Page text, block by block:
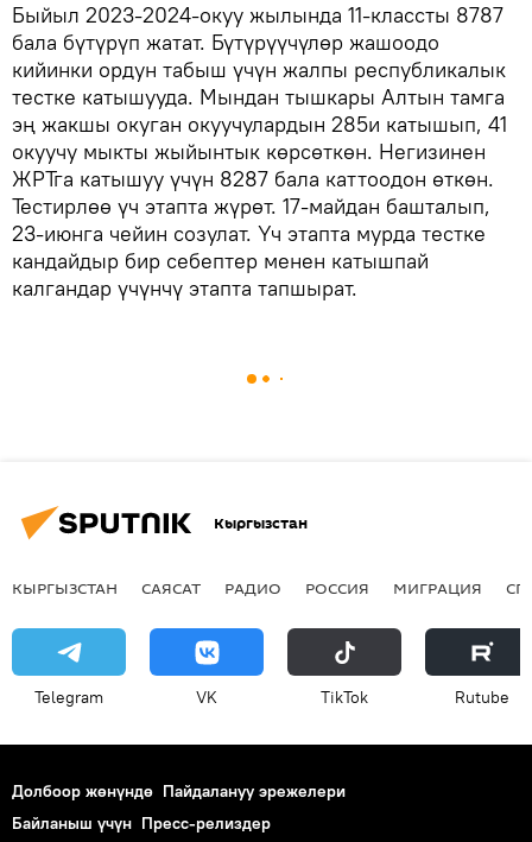
Быйыл 2023-2024-окуу жылында 11-классты 8787
бала бүтүрүп жатат. Бүтүрүүчүлөр жашоодо
кийинки ордун табыш үчүн жалпы республикалык
тестке катышууда. Мындан тышкары Алтын тамга
эң жакшы окуган окуучулардын 285и катышып, 41
окуучу мыкты жыйынтык көрсөткөн. Негизинен
ЖРТга катышуу үчүн 8287 бала каттоодон өткөн.
Тестирлөө үч этапта жүрөт. 17-майдан башталып,
23-июнга чейин созулат. Үч этапта мурда тестке
кандайдыр бир себептер менен катышпай
калгандар үчүнчү этапта тапшырат.
Кыргызстан
КЫРГЫЗСТАН САЯСАТ РАДИО РОССИЯ МИГРАЦИЯ
Telegram VK ТikТоk Rutube
Долбоор жөнүндө Пайдалануу эрежелери
Байланыш үчүн Пресс-релиздер